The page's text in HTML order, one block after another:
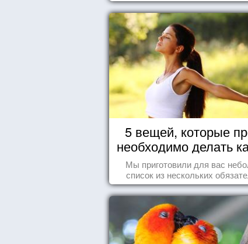
5 вещей, которые
необходимо делать
день
Мы приготовили для вас
список из нескольких
вещей, которые должны стать
вашего дня.